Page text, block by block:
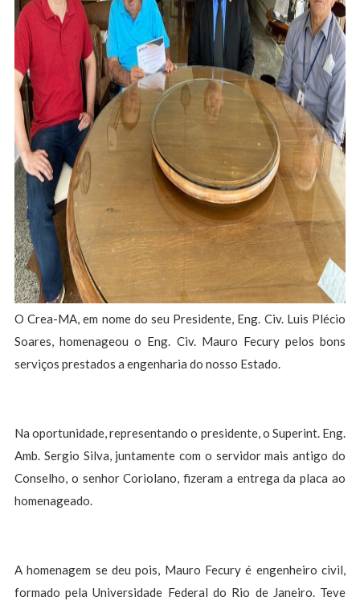
O Crea-MA, em nome do seu Presidente, Eng. Civ. Luis Plécio
Soares, homenageou o Eng. Civ. Mauro Fecury pelos bons
serviços prestados a engenharia do nosso Estado.
Na oportunidade, representando o presidente, o Superint. Eng.
Amb. Sergio Silva, juntamente com o servidor mais antigo do
Conselho, o senhor Coriolano, fizeram a entrega da placa ao
homenageado.
A homenagem se deu pois, Mauro Fecury é engenheiro civil,
formado pela Universidade Federal do Rio de Janeiro. Teve